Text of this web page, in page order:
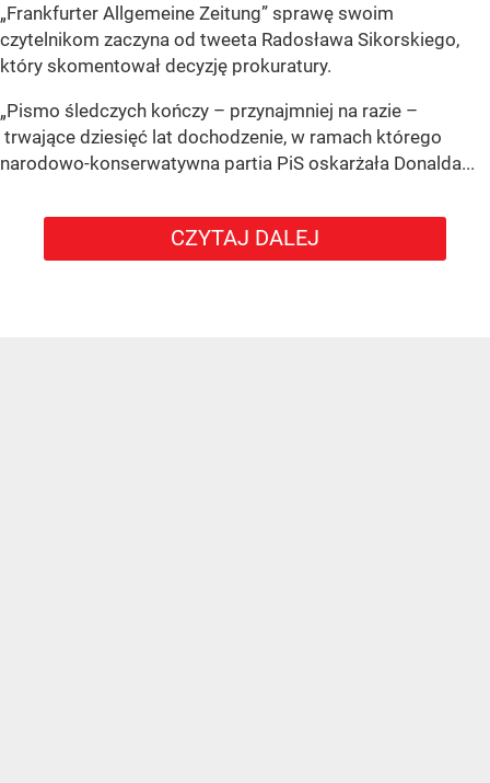
„Frankfurter Allgemeine Zeitung” sprawę swoim
czytelnikom zaczyna od tweeta Radosława Sikorskiego,
który skomentował decyzję prokuratury.
„Pismo śledczych kończy – przynajmniej na razie –
trwające dziesięć lat dochodzenie, w ramach którego
narodowo-konserwatywna partia PiS oskarżała Donalda...
CZYTAJ DALEJ